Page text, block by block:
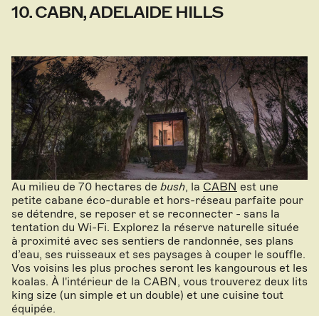
10. CABN, ADELAIDE HILLS
Au milieu de 70 hectares de bush, la CABN est une
petite cabane éco-durable et hors-réseau parfaite pour
se détendre, se reposer et se reconnecter - sans la
tentation du Wi-Fi. Explorez la réserve naturelle située
à proximité avec ses sentiers de randonnée, ses plans
d’eau, ses ruisseaux et ses paysages à couper le souffle.
Vos voisins les plus proches seront les kangourous et les
koalas. À l'intérieur de la CABN, vous trouverez deux lits
king size (un simple et un double) et une cuisine tout
équipée.